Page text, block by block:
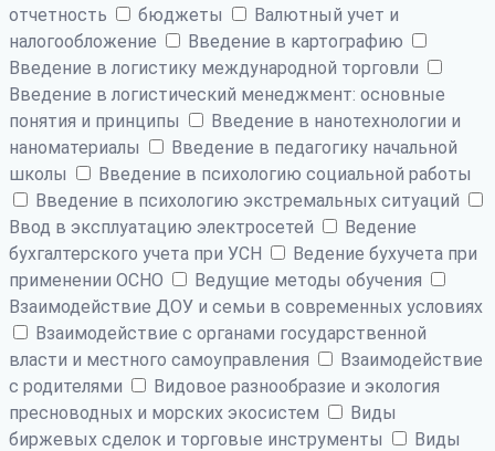
отчетность
бюджеты
Валютный учет и
налогообложение
Введение в картографию
Введение в логистику международной торговли
Введение в логистический менеджмент: основные
понятия и принципы
Введение в нанотехнологии и
наноматериалы
Введение в педагогику начальной
школы
Введение в психологию социальной работы
Введение в психологию экстремальных ситуаций
Ввод в эксплуатацию электросетей
Ведение
бухгалтерского учета при УСН
Ведение бухучета при
применении ОСНО
Ведущие методы обучения
Взаимодействие ДОУ и семьи в современных условиях
Взаимодействие с органами государственной
власти и местного самоуправления
Взаимодействие
с родителями
Видовое разнообразие и экология
пресноводных и морских экосистем
Виды
биржевых сделок и торговые инструменты
Виды